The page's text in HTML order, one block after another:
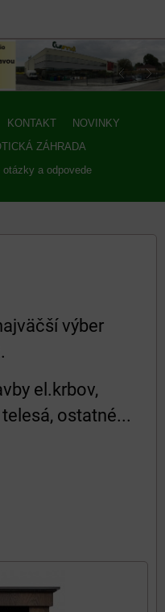
KONTAKT
NOVINKY
ZÁHRADA
otázky a odpovede
výber
el.krbov,
ostatné...